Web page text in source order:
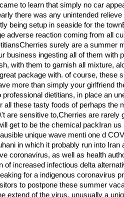
to learn that simply no car
there was any unintended
being setup in seaside for the
adverse reaction coming from all
surely are a summer
business ingesting all of them with
with them to garnish all mixture,
package with. of course, these
more than simply your girlfriend
professional dietitians, in place an
all these tasty foods of perhaps the
are sensitive to,Cherries are rarely
get to be the chemical packIran
unique wave menti one d
in which it probably run into Iran
coronavirus, as well as health
of increased infectious delta
for a indigenous coronavirus
to postpone these summer
extend of the virus, unusually a